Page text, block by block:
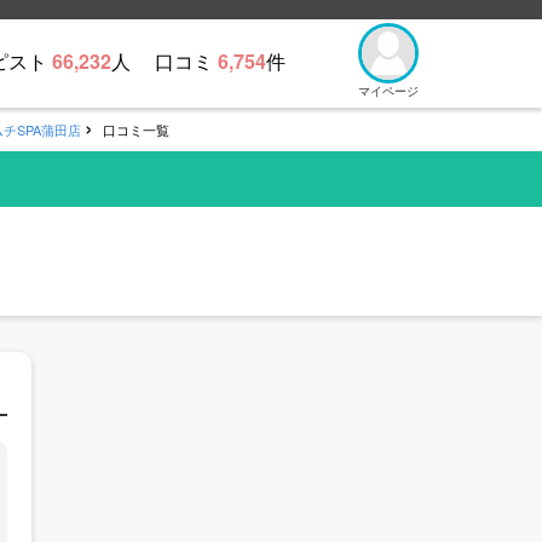
スト 66,232人 口コミ 6,754件
マイページ
SPA蒲田店 口コミ一覧